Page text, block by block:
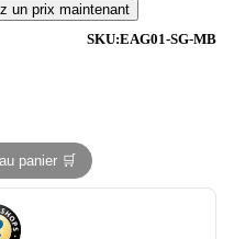
un prix maintenant
SKU:EAG01-SG-MB
panier 🛒